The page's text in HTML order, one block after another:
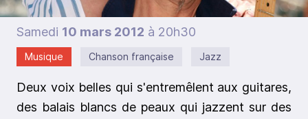
Samedi 10 mars 2012 à 20h30
Musique Chanson française Jazz
Deux voix belles qui s'entremêlent aux guitares,
des balais blancs de peaux qui jazzent sur des